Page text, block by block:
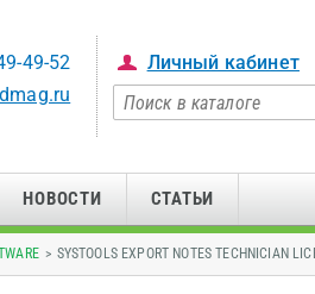
49-52
Личный кабинет
НОВОСТИ СТАТЬИ
> SYSTOOLS EXPORT NOTES TECHNICIAN